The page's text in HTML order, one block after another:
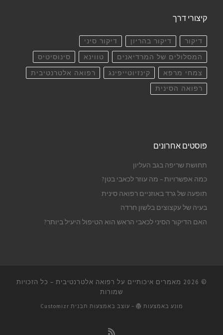
קיצורי דרך
דיקור דיקור בהריון דיקור סיני
המסלולים של המרדיאנים טווינא סינוסיטיס
צמחי מרפא קינזיוטייפינג רפואה אלטרנטיבית
רפואה הסינית
פוסטים אחרונים
תחושת שריפה בגב העליון
כמה אפשרויות – מה עוזר לכאבי בטן?
תופעה של גרד באוזניים רפואה סינית
בעיה של עקצוצים בלשון חרדה
האם הדיקור הסיני לכאבי הראש הוא הטיפול היעיל ביותר?
© 2026 מאמרים איכותיים על רפואה אלטרנטיבית – כל הזכויות
שמורות
מונע באמצעות – עוצב באמצעות תבנית Customizr